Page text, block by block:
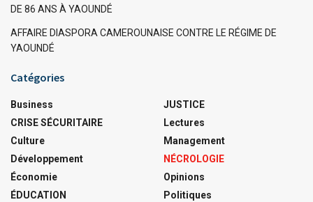
DE 86 ANS À YAOUNDÉ
AFFAIRE DIASPORA CAMEROUNAISE CONTRE LE RÉGIME DE
YAOUNDÉ
Catégories
Business
CRISE SÉCURITAIRE
Culture
Développement
Économie
ÉDUCATION
JUSTICE
Lectures
Management
NÉCROLOGIE
Opinions
Politiques